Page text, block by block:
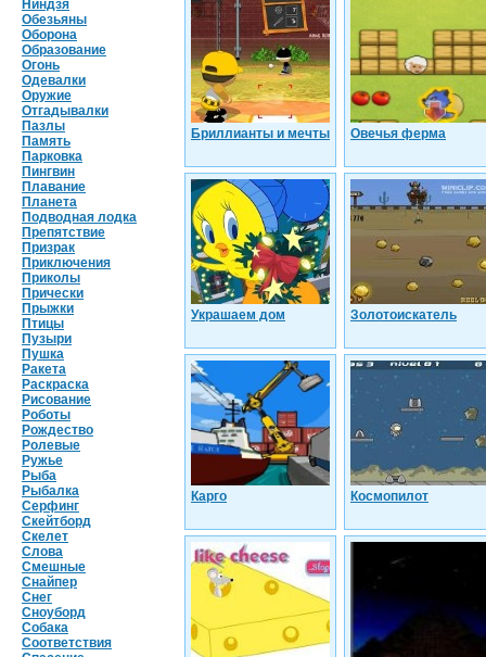
Ниндзя
Обезьяны
Оборона
Образование
Огонь
Одевалки
Оружие
Отгадывалки
Пазлы
Память
Парковка
Пингвин
Плавание
Планета
Подводная лодка
Препятствие
Призрак
Приключения
Приколы
Прически
Прыжки
Птицы
Пузыри
Пушка
Ракета
Раскраска
Рисование
Роботы
Рождество
Ролевые
Ружье
Рыба
Рыбалка
Серфинг
Скейтборд
Скелет
Слова
Смешные
Снайпер
Снег
Сноуборд
Собака
Соответствия
Бриллианты и мечты Овечья ферма
Украшаем дом Золотоискатель
Карго Космопилот